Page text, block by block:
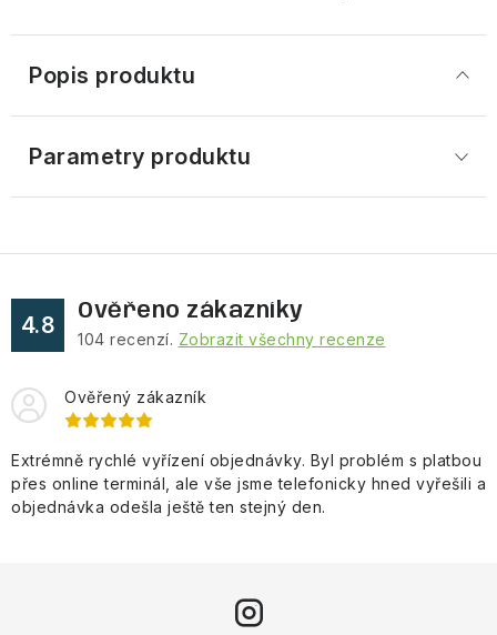
Popis produktu
Parametry produktu
4.8
Ověřeno zákazníky
104 recenzí. Zobrazit všechny recenze
Ověřený zákazník
Extrémně rychlé vyřízení objednávky. Byl problém s platbou
přes online terminál, ale vše jsme telefonicky hned vyřešili a
objednávka odešla ještě ten stejný den.